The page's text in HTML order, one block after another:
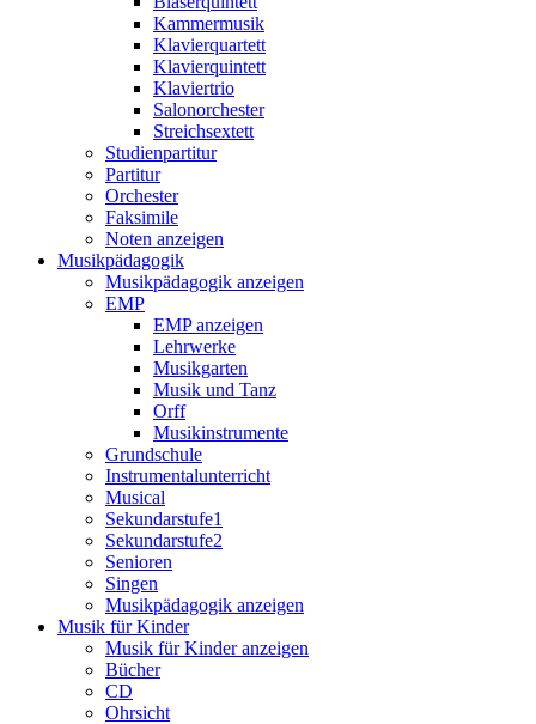
Kammermusik
Klavierquartett
Klavierquintett
Klaviertrio
Salonorchester
Streichsextett
Studienpartitur
Partitur
Orchester
Faksimile
Noten anzeigen
Musikpädagogik
Musikpädagogik anzeigen
EMP
EMP anzeigen
Lehrwerke
Musikgarten
Musik und Tanz
Orff
Musikinstrumente
Grundschule
Instrumentalunterricht
Musical
Sekundarstufe1
Sekundarstufe2
Senioren
Singen
Musikpädagogik anzeigen
Musik für Kinder
Musik für Kinder anzeigen
Bücher
CD
Ohrsicht